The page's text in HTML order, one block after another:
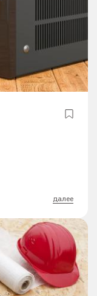
далее